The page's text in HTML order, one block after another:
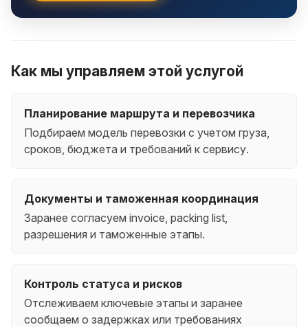
Как мы управляем этой услугой
Планирование маршрута и перевозчика
Подбираем модель перевозки с учетом груза,
сроков, бюджета и требований к сервису.
Документы и таможенная координация
Заранее согласуем invoice, packing list,
разрешения и таможенные этапы.
Контроль статуса и рисков
Отслеживаем ключевые этапы и заранее
сообщаем о задержках или требованиях